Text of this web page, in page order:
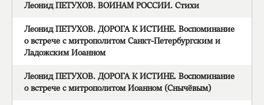
Леонид ПЕТУХОВ. ВОИНАМ РОССИИ. Стихи
Леонид ПЕТУХОВ. ДОРОГА К ИСТИНЕ. Воспоминание
о встрече с митрополитом Санкт-Петербургским и
Ладожским Иоанном
Леонид ПЕТУХОВ. ДОРОГА К ИСТИНЕ. Воспоминание
о встрече с митрополитом Иоанном (Снычёвым)